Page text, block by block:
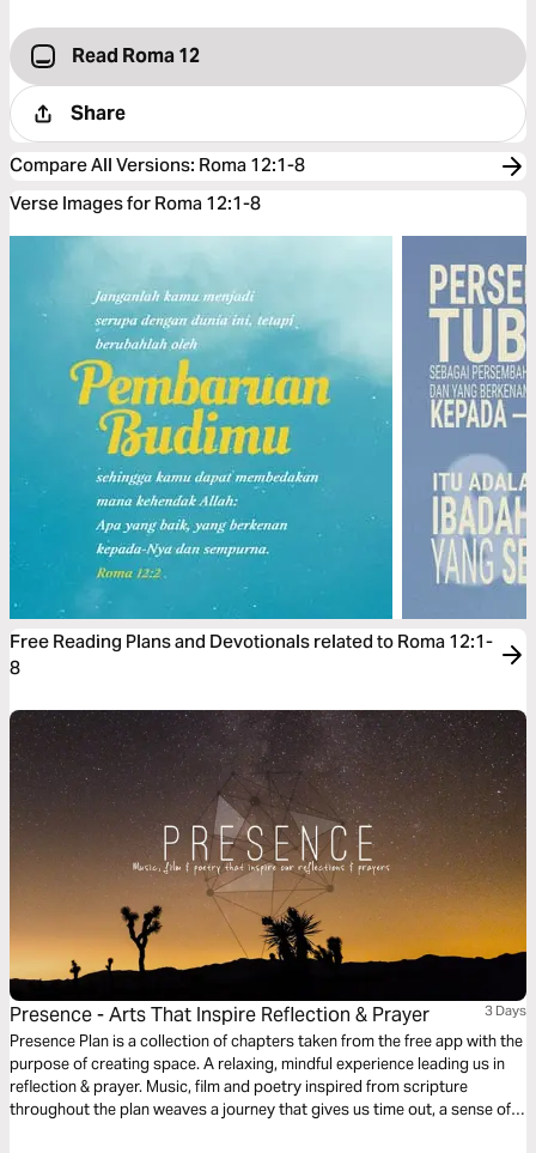
Read Roma 12
Share
Compare All Versions: Roma 12:1-8
Verse Images for Roma 12:1-8
Free Reading Plans and Devotionals related to Roma 12:1-
8
Presence - Arts That Inspire Reflection & Prayer 3 Days
Presence Plan is a collection of chapters taken from the free app with the
purpose of creating space. A relaxing, mindful experience leading us in
reflection & prayer. Music, film and poetry inspired from scripture
throughout the plan weaves a journey that gives us time out, a sense of